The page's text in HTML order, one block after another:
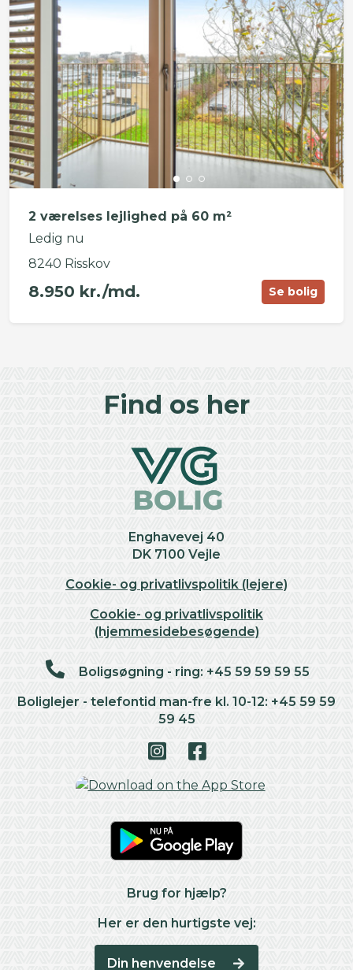
2 værelses lejlighed på 60 m²
Ledig nu
8240 Risskov
8.950 kr./md. Se bolig
Find os her
Enghavevej 40
DK 7100 Vejle
Cookie- og privatlivspolitik (lejere)
Cookie- og privatlivspolitik
(hjemmesidebesøgende)
Boligsøgning - ring: +45 59 59 59 55
Boliglejer - telefontid man-fre kl. 10-12: +45 59 59
59 45
Brug for hjælp?
Her er den hurtigste vej:
Din henvendelse